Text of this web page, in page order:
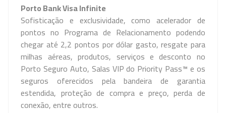
PortoBankVisa Infinite
Sofisticação e exclusividade, como acelerador de
pontos no Programa de Relacionamento podendo
chegar até 2,2 pontos por dólar gasto, resgate para
milhas aéreas, produtos, serviços e desconto no
Porto Seguro Auto, Salas VIP do Priority Pass™ e os
seguros oferecidos pela bandeira de garantia
estendida, proteção de compra e preço, perda de
conexão, entre outros.